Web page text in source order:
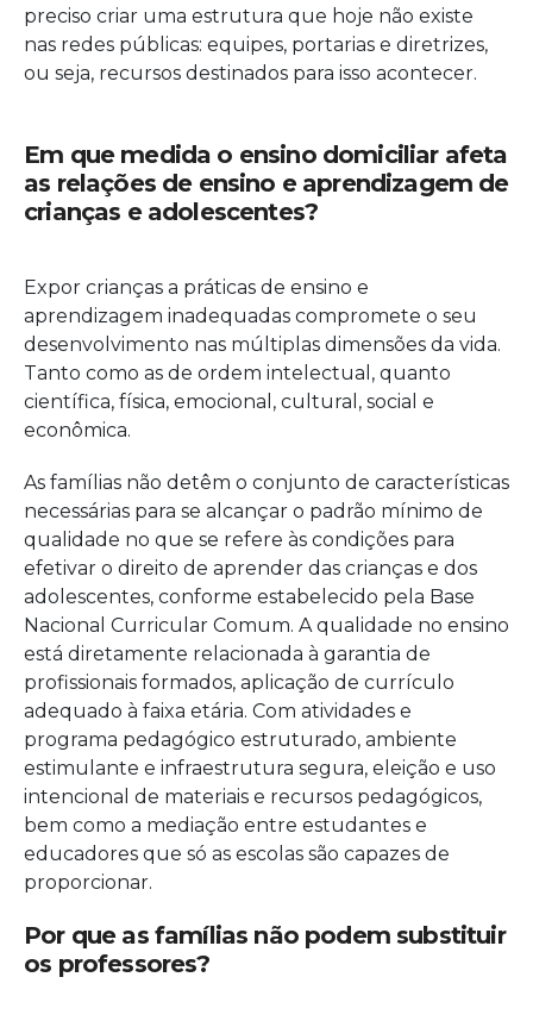
preciso criar uma estrutura que hoje não existe
nas redes públicas: equipes, portarias e diretrizes,
ou seja, recursos destinados para isso acontecer.
Em que medida o ensino domiciliar afeta
as relações de ensino e aprendizagem de
crianças e adolescentes?
Expor crianças a práticas de ensino e
aprendizagem inadequadas compromete o seu
desenvolvimento nas múltiplas dimensões da vida.
Tanto como as de ordem intelectual, quanto
científica, física, emocional, cultural, social e
econômica.
As famílias não detêm o conjunto de características
necessárias para se alcançar o padrão mínimo de
qualidade no que se refere às condições para
efetivar o direito de aprender das crianças e dos
adolescentes, conforme estabelecido pela Base
Nacional Curricular Comum. A qualidade no ensino
está diretamente relacionada à garantia de
profissionais formados, aplicação de currículo
adequado à faixa etária. Com atividades e
programa pedagógico estruturado, ambiente
estimulante e infraestrutura segura, eleição e uso
intencional de materiais e recursos pedagógicos,
bem como a mediação entre estudantes e
educadores que só as escolas são capazes de
proporcionar.
Por que as famílias não podem substituir
os professores?